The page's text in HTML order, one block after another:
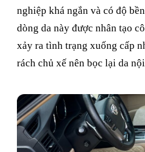
nghiệp khá ngắn và có độ
dòng da này được nhân tạo
xảy ra tình trạng xuống cấp
rách chủ xế nên bọc lại da